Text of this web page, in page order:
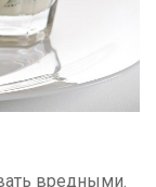
вредными.